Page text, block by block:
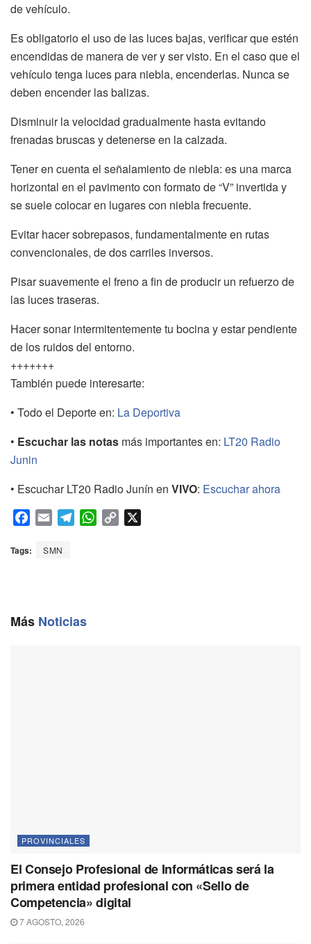
de vehículo.
Es obligatorio el uso de las luces bajas, verificar que estén
encendidas de manera de ver y ser visto. En el caso que el
vehículo tenga luces para niebla, encenderlas. Nunca se
deben encender las balizas.
Disminuir la velocidad gradualmente hasta evitando
frenadas bruscas y detenerse en la calzada.
Tener en cuenta el señalamiento de niebla: es una marca
horizontal en el pavimento con formato de “V” invertida y
se suele colocar en lugares con niebla frecuente.
Evitar hacer sobrepasos, fundamentalmente en rutas
convencionales, de dos carriles inversos.
Pisar suavemente el freno a fin de producir un refuerzo de
las luces traseras.
Hacer sonar intermitentemente tu bocina y estar pendiente
de los ruidos del entorno.
+++++++
También puede interesarte:
• Todo el Deporte en: La Deportiva
• Escuchar las notas más importantes en: LT20 Radio
Junin
• Escuchar LT20 Radio Junín en VIVO: Escuchar ahora
c
o
a
a
W
Tags: SMN
Más Noticias
PROVINCIALES
El Consejo Profesional de Informáticas será la
primera entidad profesional con «Sello de
Competencia» digital
7 AGOSTO, 2026